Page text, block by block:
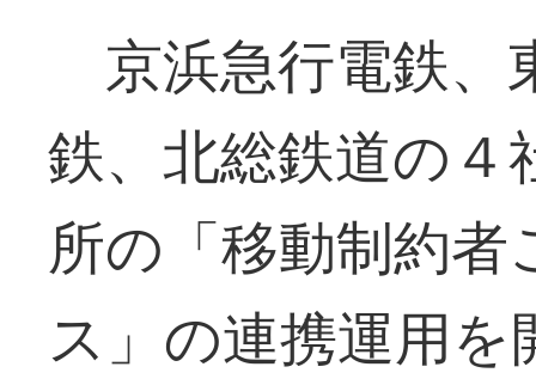
京浜急行電鉄、
鉄、北総鉄道の４
所の「移動制約
ス」の連携運用